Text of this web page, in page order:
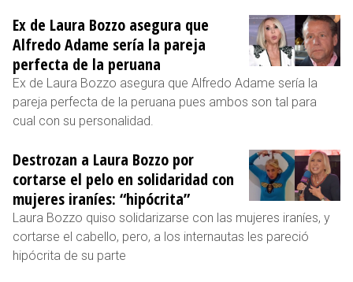
Ex de Laura Bozzo asegura que
Alfredo Adame sería la pareja
perfecta de la peruana
Ex de Laura Bozzo asegura que Alfredo Adame sería la
pareja perfecta de la peruana pues ambos son tal para
cual con su personalidad.
Destrozan a Laura Bozzo por
cortarse el pelo en solidaridad con
mujeres iraníes: “hipócrita”
Laura Bozzo quiso solidarizarse con las mujeres iraníes, y
cortarse el cabello, pero, a los internautas les pareció
hipócrita de su parte